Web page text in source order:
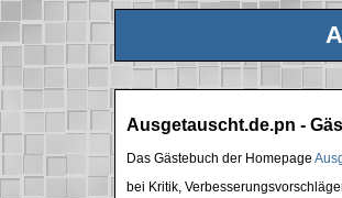
Ausgetauscht.de.pn -
Das Gästebuch der Homepage
bei Kritik,